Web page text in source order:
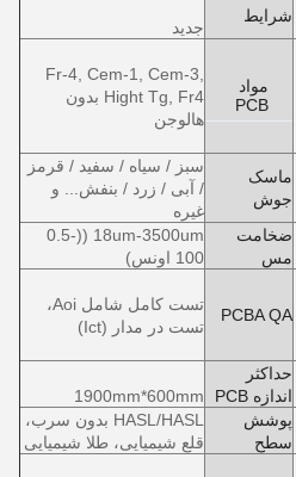
شرایط
جدید
مواد
PCB
Fr-4, Cem-1, Cem-3,
Hight Tg, Fr4 بدون
هالوجن
ماسک
جوش
سبز / سیاه / سفید / قرمز
/ آبی / زرد / بنفش... و
غیره
ضخامت
مس
18um-3500um ((0.5-
100 اونس)
PCBA QA
تست کامل شامل Aoi،
تست در مدار (Ict)
حداکثر
اندازه PCB
1900mm*600mm
پوشش
سطح
HASL/HASL بدون سرب،
قلع شیمیایی، طلا شیمیایی